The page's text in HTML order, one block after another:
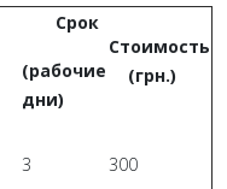
Срок
(рабочие
дни)
Стоимость
(грн.)
3 300